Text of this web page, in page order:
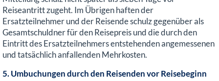
Reiseantritt zugeht. Im Übrigen haften der
Ersatzteilnehmer und der Reisende schulz gegenüber als
Gesamtschuldner für den Reisepreis und die durch den
Eintritt des Ersatzteilnehmers entstehenden angemessenen
und tatsächlich anfallenden Mehrkosten.
5. Umbuchungen durch den Reisenden vor Reisebeginn